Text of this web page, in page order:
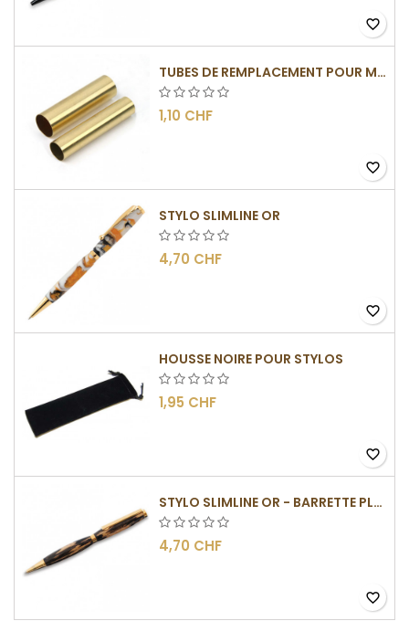
favorite_border
TUBES DE REMPLACEMENT POUR MÉCANISMES SLIMLINE
1,10 CHF
favorite_border
STYLO SLIMLINE OR
4,70 CHF
favorite_border
HOUSSE NOIRE POUR STYLOS
1,95 CHF
favorite_border
STYLO SLIMLINE OR - BARRETTE PLATE
4,70 CHF
favorite_border